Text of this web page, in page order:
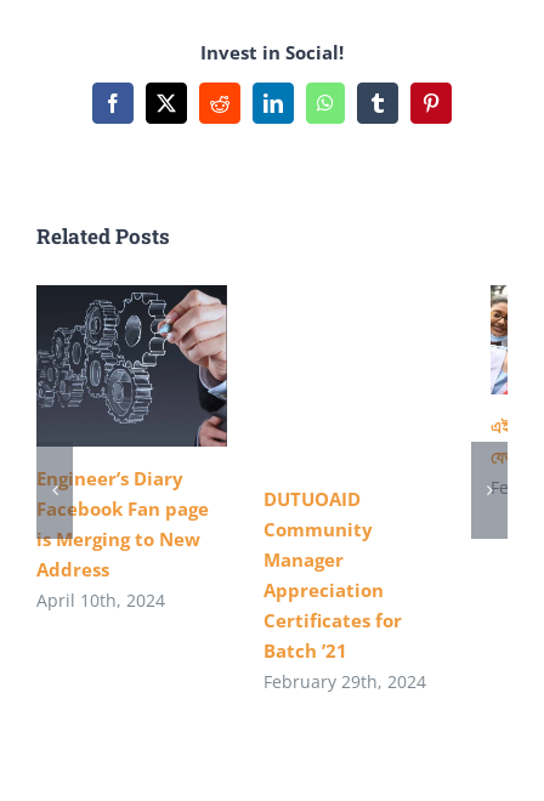
করছে
রুয়েট
Invest in Social!
Facebook
X RedditLinkedInWhatsAppTumblrPinterest
Related Posts
Engineer’s Diary
Facebook Fan page
is Merging to New
Address
April 10th, 2024
DUTUOAID
Community
Manager
Appreciation
Certificates for
Batch ’21
February 29th, 2024
এইস এস
যেভাবে